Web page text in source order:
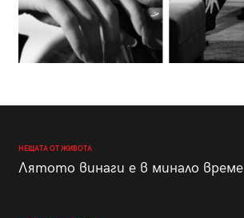
НЕЩАТА ОТ ЖИВОТА
Лятото винаги е в минало време